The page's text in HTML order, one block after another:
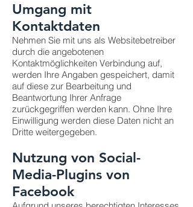
Umgang mit
Kontaktdaten
Nehmen Sie mit uns als Websitebetreiber
durch die angebotenen
Kontaktmöglichkeiten Verbindung auf,
werden Ihre Angaben gespeichert, damit
auf diese zur Bearbeitung und
Beantwortung Ihrer Anfrage
zurückgegriffen werden kann. Ohne Ihre
Einwilligung werden diese Daten nicht an
Dritte weitergegeben.
Nutzung von Social-
Media-Plugins von
Facebook